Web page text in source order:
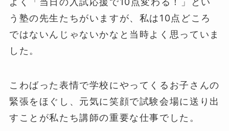
う塾の先生たちがいますが、私は10点どころ
ではないんじゃないかなと当時よく思っていま
した。
こわばった表情で学校にやってくるお子さんの
緊張をほぐし、元気に笑顔で試験会場に送り出
すことが私たち講師の重要な仕事でした。